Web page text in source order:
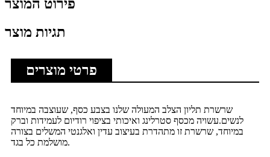
פירוט המוצר
תגיות מוצר
פרטי מוצרים
שרשרת תליון הצלב המעולה שלנו בצבע כסף, שעוצבה במיוחד
לנשים.עשויה מכסף סטרלינג ואיכותי בציפוי רודיום לעמידות וברק
במיוחד, שרשרת זו מתהדרת בעיצוב עדין ואלגנטי המשלים בצורה
מושלמת כל בגד.